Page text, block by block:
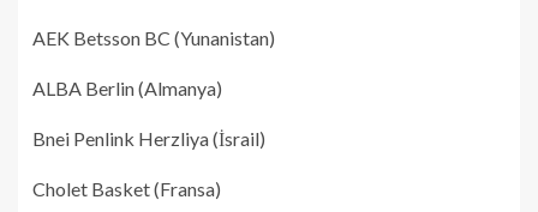
AEK Betsson BC (Yunanistan)
ALBA Berlin (Almanya)
Bnei Penlink Herzliya (İsrail)
Cholet Basket (Fransa)